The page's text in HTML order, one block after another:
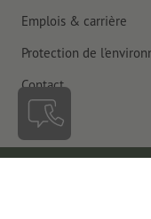
Emplois & carrière
Protection de
Contact